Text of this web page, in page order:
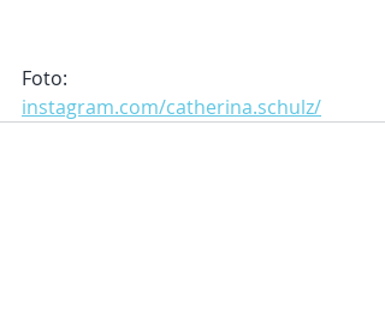
Foto:
instagram.com/catherina.schulz/